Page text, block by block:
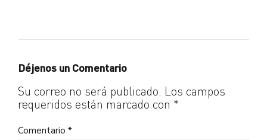
Déjenos un Comentario
Su correo no será publicado. Los campos
requeridos están marcado con *
Comentario *